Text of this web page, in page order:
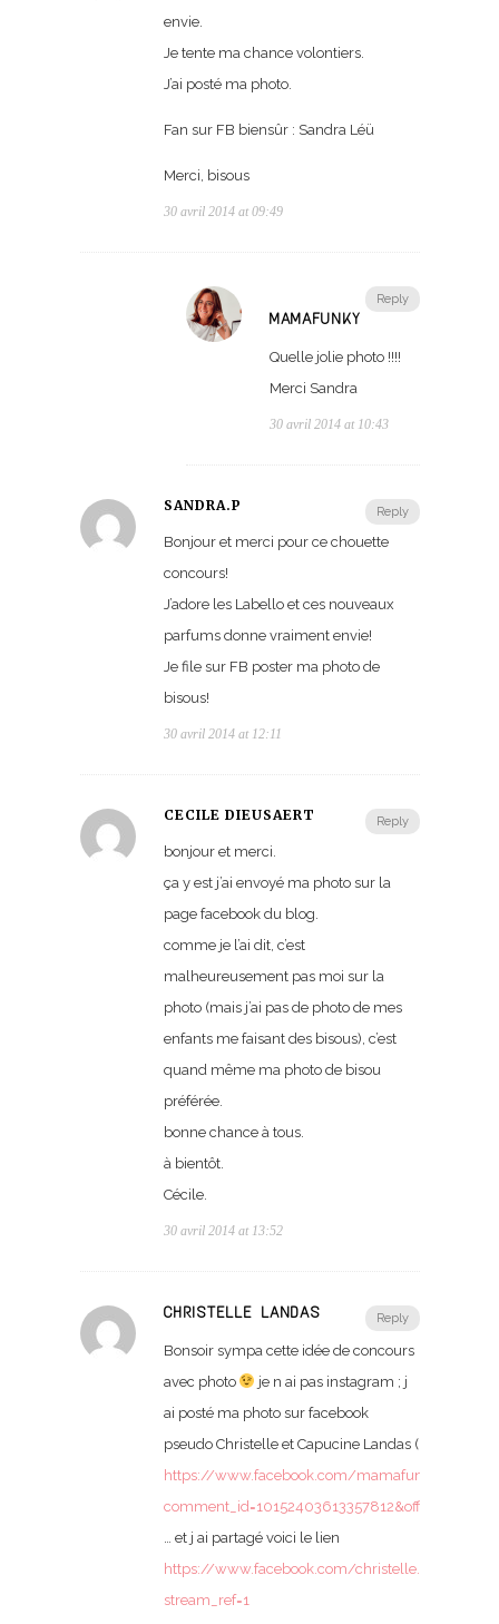
envie.
Je tente ma chance volontiers.
J’ai posté ma photo.
Fan sur FB biensûr : Sandra Léü
Merci, bisous
30 avril 2014 at 09:49
Reply
MAMAFUNKY
Quelle jolie photo !!!!
Merci Sandra
30 avril 2014 at 10:43
Reply
SANDRA.P
Bonjour et merci pour ce chouette
concours!
J’adore les Labello et ces nouveaux
parfums donne vraiment envie!
Je file sur FB poster ma photo de
bisous!
30 avril 2014 at 12:11
Reply
CECILE DIEUSAERT
bonjour et merci.
ça y est j’ai envoyé ma photo sur la
page facebook du blog.
comme je l’ai dit, c’est
malheureusement pas moi sur la
photo (mais j’ai pas de photo de mes
enfants me faisant des bisous), c’est
quand même ma photo de bisou
préférée.
bonne chance à tous.
à bientôt.
Cécile.
30 avril 2014 at 13:52
Reply
CHRISTELLE LANDAS
Bonsoir sympa cette idée de concours
avec photo
je n ai pas instagram ; j
ai posté ma photo sur facebook
pseudo Christelle et Capucine Landas (
https://www.facebook.com/mamafunky/posts/
… et j ai partagé voici le lien
https://www.facebook.com/christelle.landas.1/
stream_ref=1